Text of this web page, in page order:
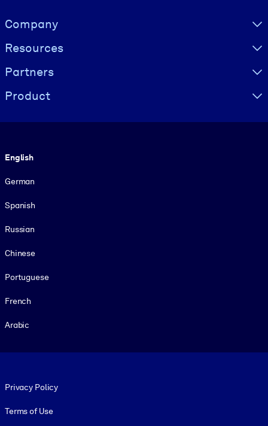
Visually hidden Text
Company
Resources
Partners
Product
English
German
Spanish
Russian
Chinese
Portuguese
French
Arabic
Privacy Policy
Terms of Use